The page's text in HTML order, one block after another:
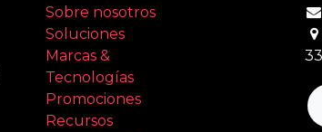
Sobre nosotros
Soluciones
Marcas &
Tecnologías
Promociones
Recursos